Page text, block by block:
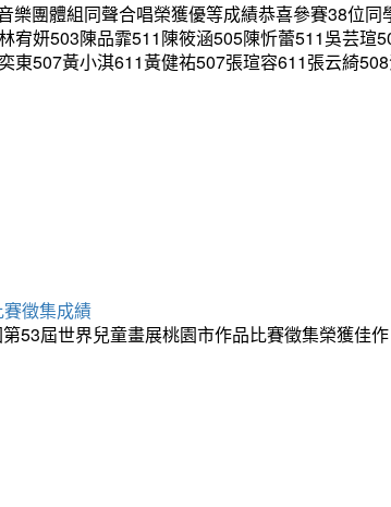
樂團體組同聲合唱榮獲優等成績恭喜參賽38位
宥妍503陳品霏511陳筱涵505陳忻蕾511吳芸
東507黃小淇611黃健祐507張瑄容611張云綺
徵集成績
53屆世界兒童畫展桃園市作品比賽徵集榮獲佳作